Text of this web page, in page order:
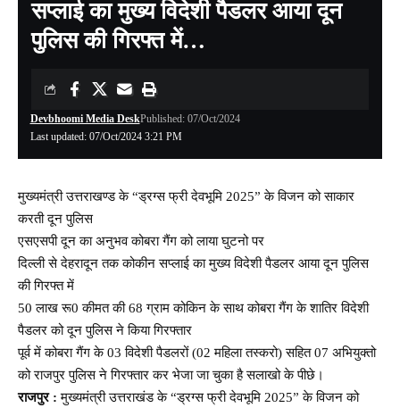
सप्लाई का मुख्य विदेशी पैडलर आया दून
पुलिस की गिरफ्त में…
Last updated: 07/Oct/2024 3:21 PM
Devbhoomi Media DeskPublished: 07/Oct/2024
मुख्यमंत्री उत्तराखण्ड के “ड्रग्स फ्री देवभूमि 2025” के विजन को साकार
करती दून पुलिस
एसएसपी दून का अनुभव कोबरा गैंग को लाया घुटनो पर
दिल्ली से देहरादून तक कोकीन सप्लाई का मुख्य विदेशी पैडलर आया दून पुलिस
की गिरफ्त में
50 लाख रू0 कीमत की 68 ग्राम कोकिन के साथ कोबरा गैंग के शातिर विदेशी
पैडलर को दून पुलिस ने किया गिरफ्तार
पूर्व में कोबरा गैंग के 03 विदेशी पैडलरों (02 महिला तस्करो) सहित 07 अभियुक्तो
को राजपुर पुलिस ने गिरफ्तार कर भेजा जा चुका है सलाखो के पीछे।
राजपुर : मुख्यमंत्री उत्तराखंड के “ड्रग्स फ्री देवभूमि 2025” के विजन को